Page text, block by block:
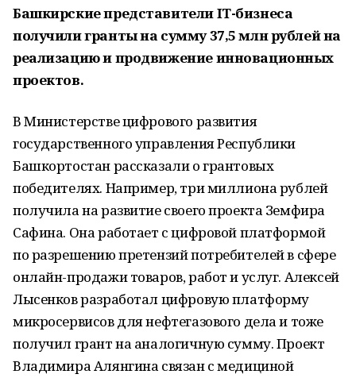
Башкирские представители IT-бизнеса
получили гранты на сумму 37,5 млн рублей на
реализацию и продвижение инновационных
проектов.
В Министерстве цифрового развития
государственного управления Республики
Башкортостан рассказали о грантовых
победителях. Например, три миллиона рублей
получила на развитие своего проекта Земфира
Сафина. Она работает с цифровой платформой
по разрешению претензий потребителей в сфере
онлайн-продажи товаров, работ и услуг. Алексей
Лысенков разработал цифровую платформу
микросервисов для нефтегазового дела и тоже
получил грант на аналогичную сумму. Проект
Владимира Алянгина связан с медициной